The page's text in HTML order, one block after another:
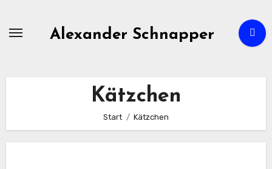
Alexander Schnapper
Kätzchen
Start Kätzchen